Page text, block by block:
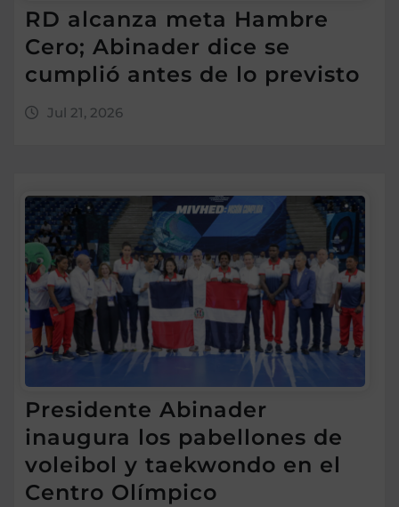
RD alcanza meta Hambre
Cero; Abinader dice se
cumplió antes de lo previsto
Jul 21, 2026
Presidente Abinader
inaugura los pabellones de
voleibol y taekwondo en el
Centro Olímpico